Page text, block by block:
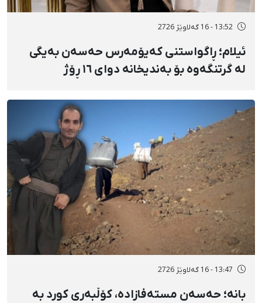
13:52 - 16 گەلاوێژ 2726
ئیلام؛ ڕاگواستنی کەیۆمەرس حەسەن بەیگی
لە گرتنگەوە بۆ بەندیخانە دوای ١٦ ڕۆژ
13:47 - 16 گەلاوێژ 2726
بانه؛ حەسەن مستەفازادە، کۆڵبەری کورد بە